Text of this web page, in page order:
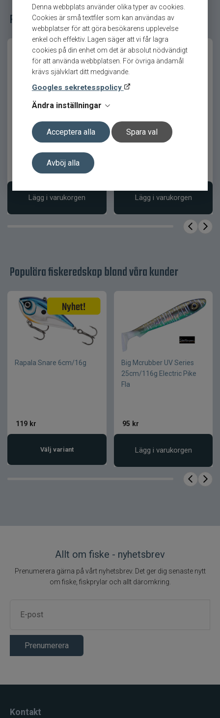
Denna webbplats använder olika typer av cookies.
Cookies är små textfiler som kan användas av
webbplatser för att göra besökarens upplevelse
enkel och effektiv. Lagen säger att vi får lagra
cookies på din enhet om det är absolut nödvändigt
för att använda webbplatsen. För övriga ändamål
krävs självklart ditt medgivande.
Googles sekretesspolicy
Ändra inställningar
Acceptera alla Spara val
Avböj alla
gädda
Kraftfull paddelrörelse med tung gång
Färdigriggad med stark wire och
trekrokar
Handmålad finish för maximal realism
Tillverkad i ftalatfri och slitstark plastisol
Innehåll i paketet
Antal 1 st
Längd 30 cm
Vikt
Kropp
Bred storgäddprofil i
Relaterade fiskeredskap för ditt fiske
Svartzonker Ugly Louis
17,5cm/83g Fire Tiger
kr Ord. pris 199 kr
Lägg i varukorgen
17,5cm/83g Blue Pearl
Lägg i varukorgen
Populära fiskeredskap bland våra kunder
Rapala Snare 6cm/16g
119 kr
Välj variant
Big Mcrubber UV Series
25cm/116g Electric Pike
Fla
95 kr
Lägg i varukorgen
Allt om fiske - nyhetsbrev
Prenumerera gärna på vårt nyhetsbrev. Det ger dig senaste nytt
om fiske, fiskprylar och allt däromkring.
Prenumerera
Kontakt